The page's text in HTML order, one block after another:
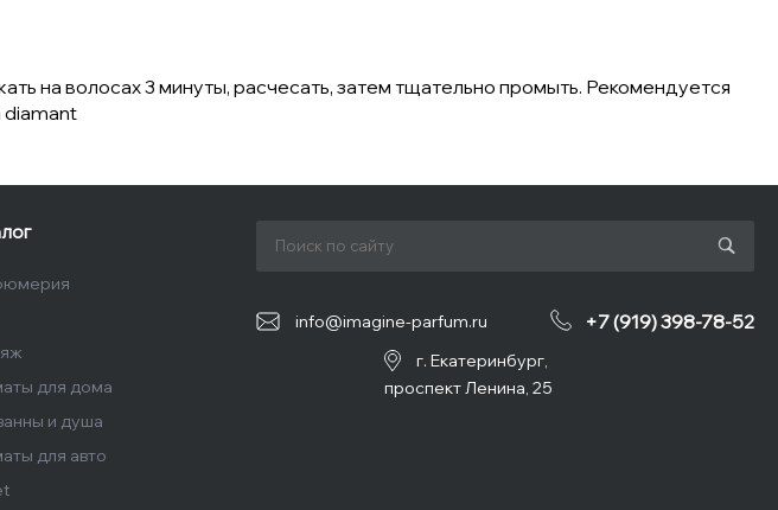
на волосах 3 минуты, расчесать, затем тщательно промыть. Рекомендуется
diamant
для дома
и душа
для авто
info@imagine-parfum.ru +7 (919) 398-78-52
г. Екатеринбург,
проспект Ленина, 25